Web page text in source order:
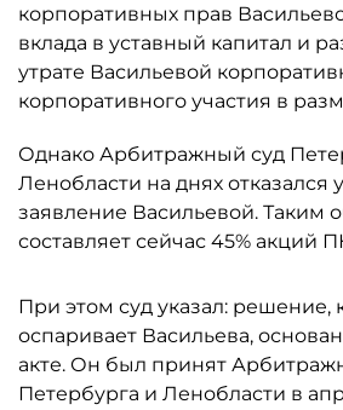
корпоративных прав
вклада в уставный капитал и
утрате Васильевой
корпоративного участия в
Однако Арбитражный суд
Ленобласти на днях отказался
заявление Васильевой. Таким
составляет сейчас 45% акций
При этом суд указал: решение,
оспаривает Васильева,
акте. Он был принят
Петербурга и Ленобласти в